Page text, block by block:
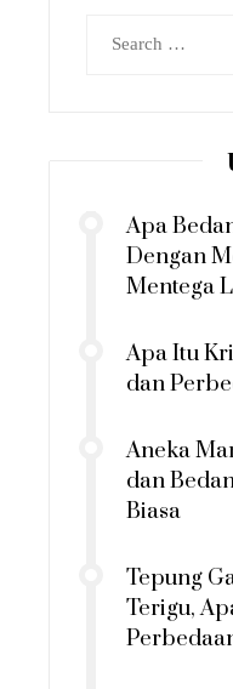
Apa
Dengan
Mentega
Apa Itu
dan
Aneka
dan
Biasa
Tepung
Terigu,